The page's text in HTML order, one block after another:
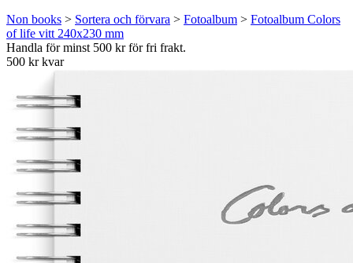
Non books > Sortera och förvara > Fotoalbum > Fotoalbum Colors
of life vitt 240x230 mm
Handla för minst 500 kr för fri frakt.
500 kr kvar